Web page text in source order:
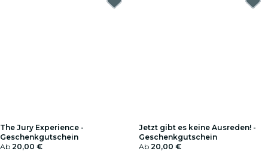
The Jury Experience -
Geschenkgutschein
Ab 20,00 €
Jetzt gibt es keine Ausreden! -
Geschenkgutschein
Ab 20,00 €